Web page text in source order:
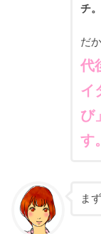
チ。
だ
代
イ
び
す。
ま